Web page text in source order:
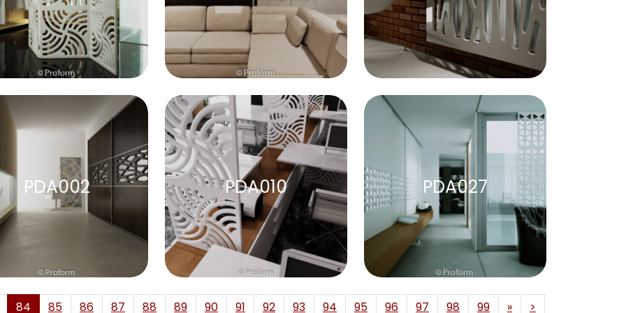
PDA002 PDA010 PDA027
84 85 86 87 88 89 90 91 92 93 94 95 96 97 98 99 » >